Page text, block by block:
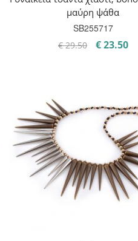
μαύρη ψάθα
SB255717
€29.50
Original
€23.50Η